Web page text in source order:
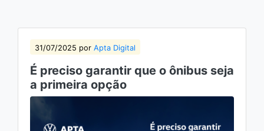
31/07/2025 por Apta Digital
É preciso garantir que o ônibus seja
a primeira opção